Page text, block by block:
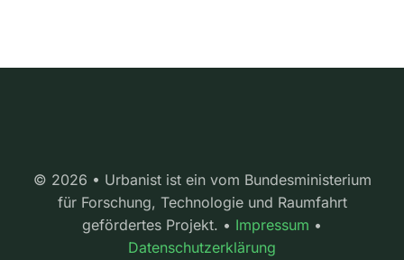
© 2026 • Urbanist ist ein vom Bundesministerium
für Forschung, Technologie und Raumfahrt
gefördertes Projekt. • Impressum •
Datenschutzerklärung